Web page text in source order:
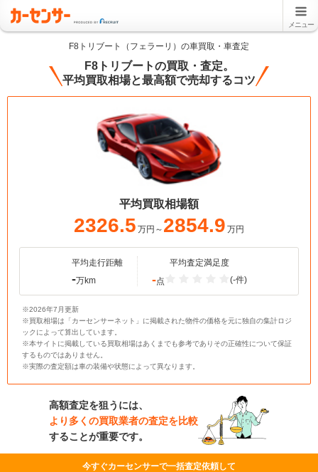
メニュー
F8トリブート（フェラーリ）の車買取・車査定
F8トリブートの買取・査定。
平均買取相場と最高額で売却するコツ
平均買取相場額
2326.5 万円～ 2854.9 万円
平均走行距離
-万km
平均査定満足度
-点 (-件)
※2026年7月更新
※買取相場は「カーセンサーネット」に掲載された物件の価格を元に独自の集計ロジ
ックによって算出しています。
※本サイトに掲載している買取相場はあくまでも参考でありその正確性について保証
するものではありません。
※実際の査定額は車の装備や状態によって異なります。
高額査定を狙うには、
より多くの買取業者の査定を比較
することが重要です。
今すぐカーセンサーで一括査定依頼して